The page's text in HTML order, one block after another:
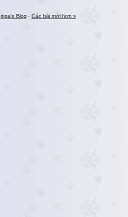
inga's Blog · Các bài mới hơn »